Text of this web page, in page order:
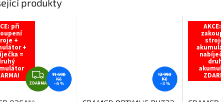
při
+
+
=
Z
D
ZDARMA
11 490
Kč
–4 %
12 990
Kč
–3 %